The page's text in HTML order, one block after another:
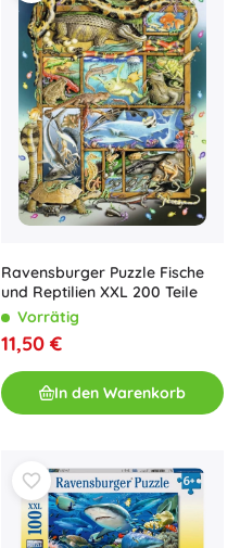
Ravensburger Puzzle Fische
und Reptilien XXL 200 Teile
Vorrätig
11,50 €
In den Warenkorb